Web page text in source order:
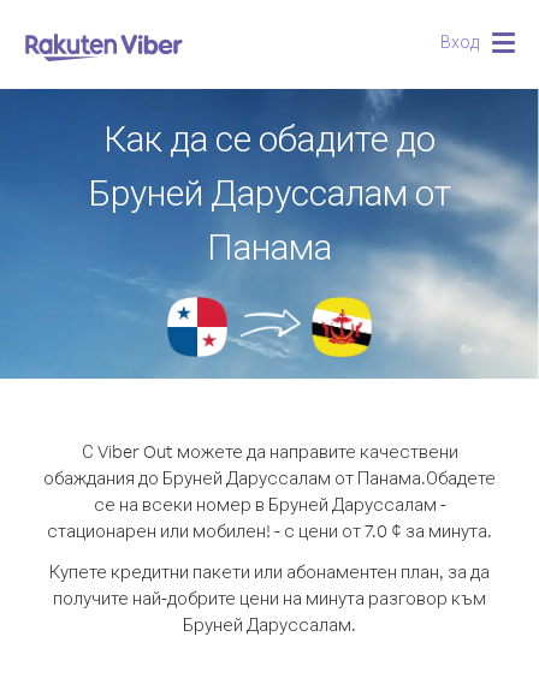
Вход
Как да се обадите до
Бруней Даруссалам от
Панама
С Viber Out можете да направите качествени
обаждания до Бруней Даруссалам от Панама.Обадете
се на всеки номер в Бруней Даруссалам -
стационарен или мобилен! - с цени от 7.0 ¢ за минута.
Купете кредитни пакети или абонаментен план, за да
получите най-добрите цени на минута разговор към
Бруней Даруссалам.